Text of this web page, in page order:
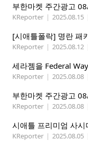
부한마켓 주간광고
KReporter | 2025.08.15
[시애틀폴락] 명란 패
KReporter | 2025.08.12
세라젬을 Federal
KReporter | 2025.08.08
부한마켓 주간광고
KReporter | 2025.08.08
KReporter | 2025.08.05